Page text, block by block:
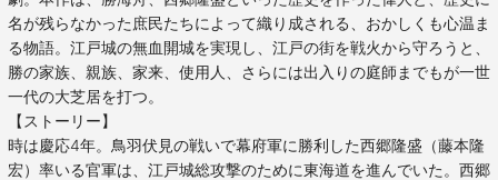
名が残らなかった庶民たちによって織り成される、おかしくも心温ま
る物語。江戸城の無血開城を実現し、江戸の街を戦火から守ろうと、
勝の家族、親族、家来、使用人、さらには出入りの庭師までもが一世
一代の大芝居を打つ。
【ストーリー】
時は慶応4年。鳥羽伏見の戦いで幕府軍に勝利した西郷隆盛（藤本隆
宏）率いる官軍は、江戸城総攻撃のために東海道を進んでいた。西郷